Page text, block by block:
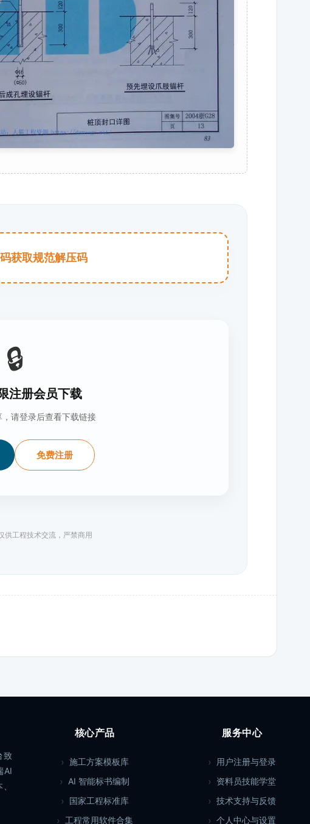
获取规范解压码
🔒
注册会员下载
请登录后查看下载链接
免费注册
供工程技术交流，严禁商用
致
AI
核心产品
施工方案模板库
AI 智能标书编制
国家工程标准库
工程常用软件合集
服务中心
用户注册与登录
资料员技能学堂
技术支持与反馈
个人中心与设置